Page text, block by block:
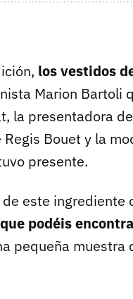
los vestidos
Marion Bartoli
la presentadora
Bouet y la
presente.
este
podéis
pequeña